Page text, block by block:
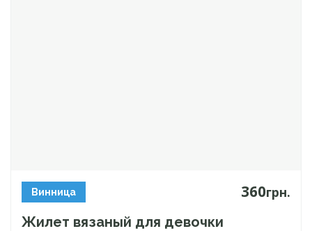
Винница 360грн.
Жилет вязаный для девочки